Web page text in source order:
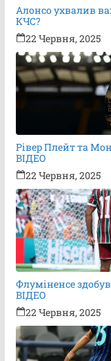
Алонсо ухвалив
КЧС?
22 Червня, 2025
Рівер Плейт та
ВІДЕО
22 Червня, 2025
Флуміненсе
ВІДЕО
22 Червня, 2025